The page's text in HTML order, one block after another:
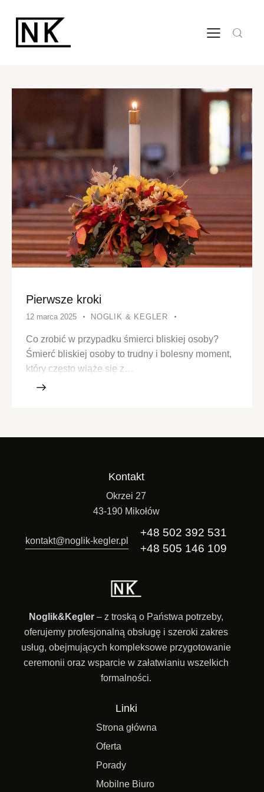
Pierwsze kroki
12 marca 2025 NOGLIK & KEGLER
Co zrobić w przypadku śmierci bliskiej osoby?
Śmierć bliskiej osoby to trudny i bolesny moment,
który często wiąże się z…
Kontakt
Okrzei 27
43-190 Mikołów
kontakt@noglik-kegler.pl
+48 502 392 531
+48 505 146 109
Noglik&Kegler – z troską o Państwa potrzeby,
oferujemy profesjonalną obsługę i szeroki zakres
usług, obejmujących kompleksowe przygotowanie
ceremonii oraz wsparcie w załatwianiu wszelkich
formalności.
Linki
Strona główna
Oferta
Porady
Mobilne Biuro